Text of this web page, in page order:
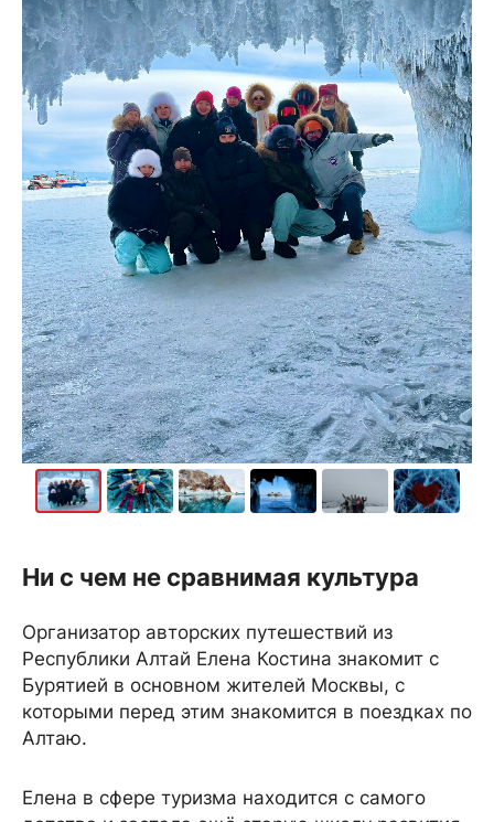
Ни с чем не сравнимая культура
Организатор авторских путешествий из
Республики Алтай Елена Костина знакомит с
Бурятией в основном жителей Москвы, с
которыми перед этим знакомится в поездках по
Алтаю.
Елена в сфере туризма находится с самого